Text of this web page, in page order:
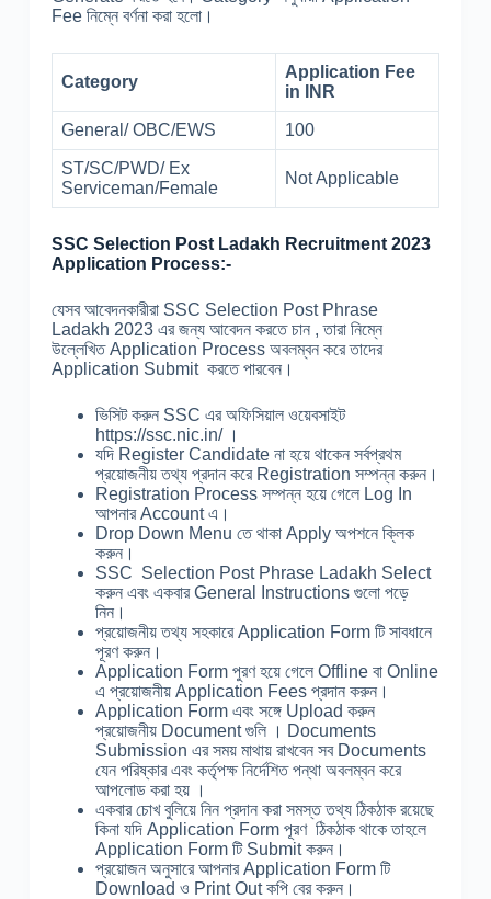
Fee নিম্নে বর্ণনা করা হলো।
Category
Application Fee
in INR
General/ OBC/EWS 100
ST/SC/PWD/ Ex
Serviceman/Female
Not Applicable
SSC Selection Post Ladakh Recruitment 2023
Application Process:-
যেসব আবেদনকারীরা SSC Selection Post Phrase
Ladakh 2023 এর জন্য আবেদন করতে চান , তারা নিম্নে
উল্লেখিত Application Process অবলম্বন করে তাদের
Application Submit করতে পারবেন।
ভিসিট করুন SSC এর অফিসিয়াল ওয়েবসাইট
https://ssc.nic.in/ ।
যদি Register Candidate না হয়ে থাকেন সর্বপ্রথম
প্রয়োজনীয় তথ্য প্রদান করে Registration সম্পন্ন করুন।
Registration Process সম্পন্ন হয়ে গেলে Log In
আপনার Account এ।
Drop Down Menu তে থাকা Apply অপশনে ক্লিক
করুন।
SSC Selection Post Phrase Ladakh Select
করুন এবং একবার General Instructions গুলো পড়ে
নিন।
প্রয়োজনীয় তথ্য সহকারে Application Form টি সাবধানে
পূরণ করুন।
Application Form পুরণ হয়ে গেলে Offline বা Online
এ প্রয়োজনীয় Application Fees প্রদান করুন।
Application Form এবং সঙ্গে Upload করুন
প্রয়োজনীয় Document গুলি । Documents
Submission এর সময় মাথায় রাখবেন সব Documents
যেন পরিষ্কার এবং কর্তৃপক্ষ নির্দেশিত পন্থা অবলম্বন করে
আপলোড করা হয় ।
একবার চোখ বুলিয়ে নিন প্রদান করা সমস্ত তথ্য ঠিকঠাক রয়েছে
কিনা যদি Application Form পূরণ ঠিকঠাক থাকে তাহলে
Application Form টি Submit করুন।
প্রয়োজন অনুসারে আপনার Application Form টি
Download ও Print Out কপি বের করুন।